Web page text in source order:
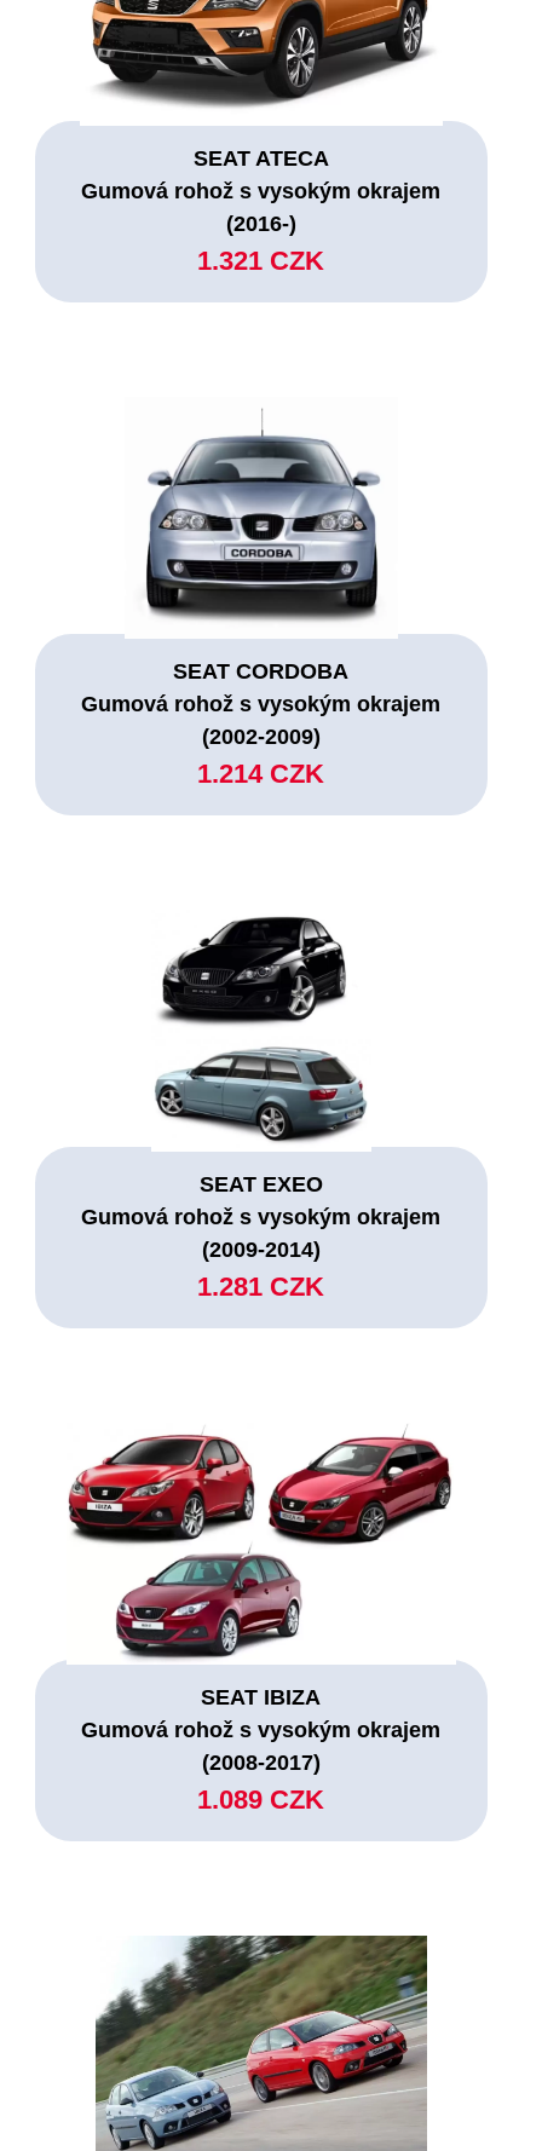
SEAT ATECA
Gumová rohož s vysokým okrajem
(2016-)
1.321 CZK
SEAT CORDOBA
Gumová rohož s vysokým okrajem
(2002-2009)
1.214 CZK
SEAT EXEO
Gumová rohož s vysokým okrajem
(2009-2014)
1.281 CZK
SEAT IBIZA
Gumová rohož s vysokým okrajem
(2008-2017)
1.089 CZK